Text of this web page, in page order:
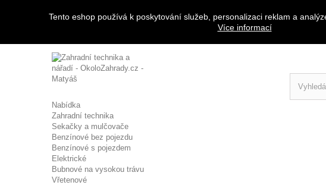
Tento eshop používá k poskytování služeb, personalizaci reklam a
Více informací
Přihlásit se
Nabídka
Zahradní technika
Sekačky a mulčovače
Benzínové bez pojezdu
Benzínové s pojezdem
Elektrické
Bubnové na vysokou trávu
Vřetenové